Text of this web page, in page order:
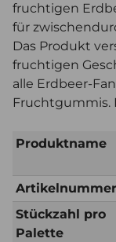
fruchtigen
für
Das Produkt
fruchtigen
alle Erdbeer-
Fruchtgummis.
Produktname
Artikelnummer
Stückzahl pro
Palette